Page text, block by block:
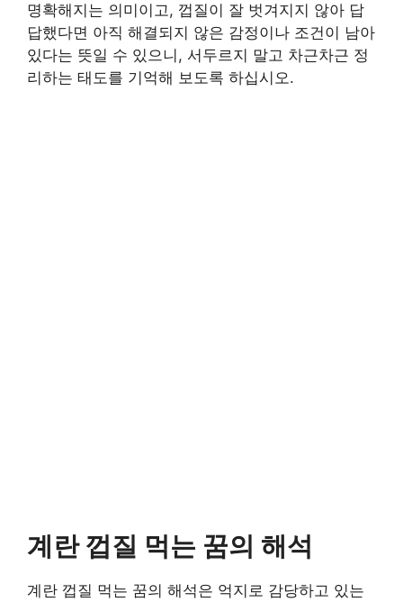
명확해지는 의미이고, 껍질이 잘 벗겨지지 않아 답
답했다면 아직 해결되지 않은 감정이나 조건이 남아
있다는 뜻일 수 있으니, 서두르지 말고 차근차근 정
리하는 태도를 기억해 보도록 하십시오.
계란 껍질 먹는 꿈의 해석
계란 껍질 먹는 꿈의 해석은 억지로 감당하고 있는